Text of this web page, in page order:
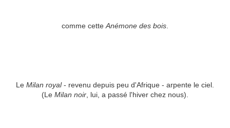
comme cette Anémone des bois
Le Milan royal- revenu depuis peu d'Afrique - arpente le ciel.
(Le Milan noir , lui, a passé l'hiver chez nous).